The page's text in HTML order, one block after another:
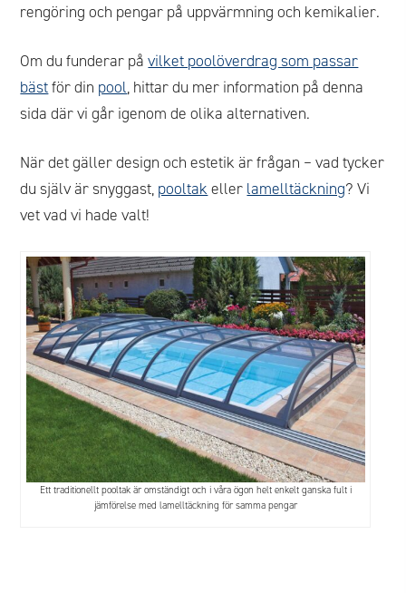
rengöring och pengar på uppvärmning och kemikalier.
Om du funderar påvilket poolöverdrag som passar
bästför din pool, hittar du mer information på denna
sida där vi går igenom de olika alternativen.
När det gäller design och estetik är frågan – vad tycker
du själv är snyggast, pooltak eller lamelltäckning? Vi
vet vad vi hade valt!
Ett traditionellt pooltak är omständigt och i våra ögon helt enkelt ganska fult i
jämförelse med lamelltäckning för samma pengar